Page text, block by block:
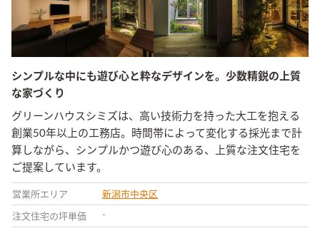
シンプルな中にも遊び心と粋なデザインを。少数精鋭の上質
な家づくり
グリーンハウスシミズは、高い技術力を持った大工を抱える
創業50年以上の工務店。時間帯によって変化する採光まで計
算しながら、シンプルかつ遊び心のある、上質な注文住宅を
ご提案しています。
営業所エリア 新潟市中央区
注文住宅の坪単価 -